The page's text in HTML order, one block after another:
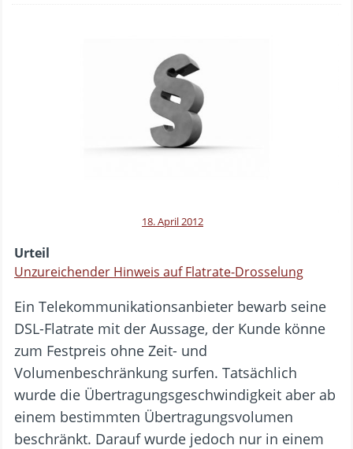
18. April 2012
Urteil
Unzureichender Hinweis auf Flatrate-Drosselung
Ein Telekommunikationsanbieter bewarb seine
DSL-Flatrate mit der Aussage, der Kunde könne
zum Festpreis ohne Zeit- und
Volumenbeschränkung surfen. Tatsächlich
wurde die Übertragungsgeschwindigkeit aber ab
einem bestimmten Übertragungsvolumen
beschränkt. Darauf wurde jedoch nur in einem